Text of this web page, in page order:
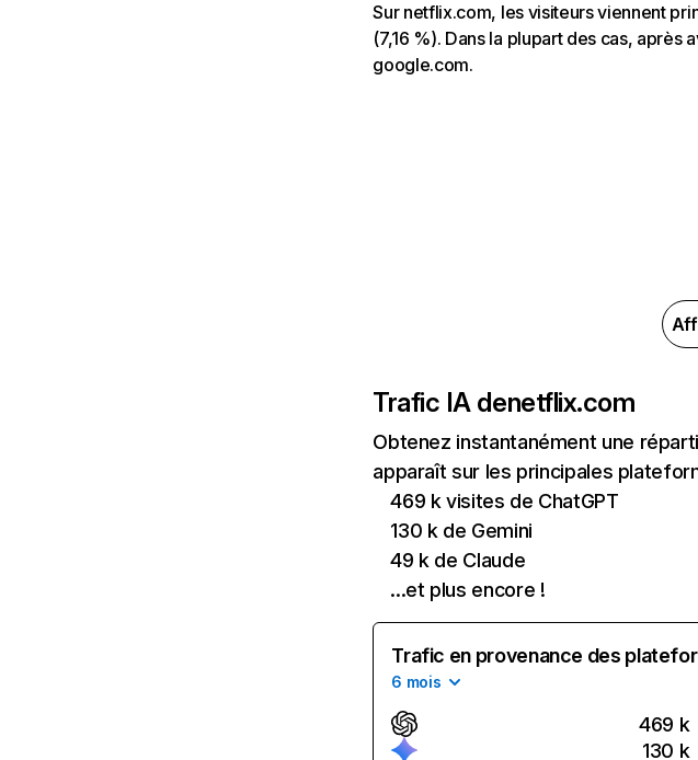
Sur netflix.com, les visiteurs viennent
(7,16 %). Dans la plupart des cas,
google.com.
Trafic IA denetflix.com
Obtenez instantanément une
apparaît sur les principales
469 k visites de ChatGPT
130 k de Gemini
49 k de Claude
...et plus encore !
Trafic en provenance des
6 mois
469 k
130 k